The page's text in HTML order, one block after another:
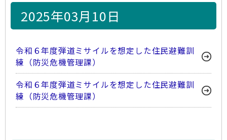
2025年03月10日
令和６年度弾道ミサイルを想定した住民避難訓
練（防災危機管理課）
令和６年度弾道ミサイルを想定した住民避難訓
練（防災危機管理課）